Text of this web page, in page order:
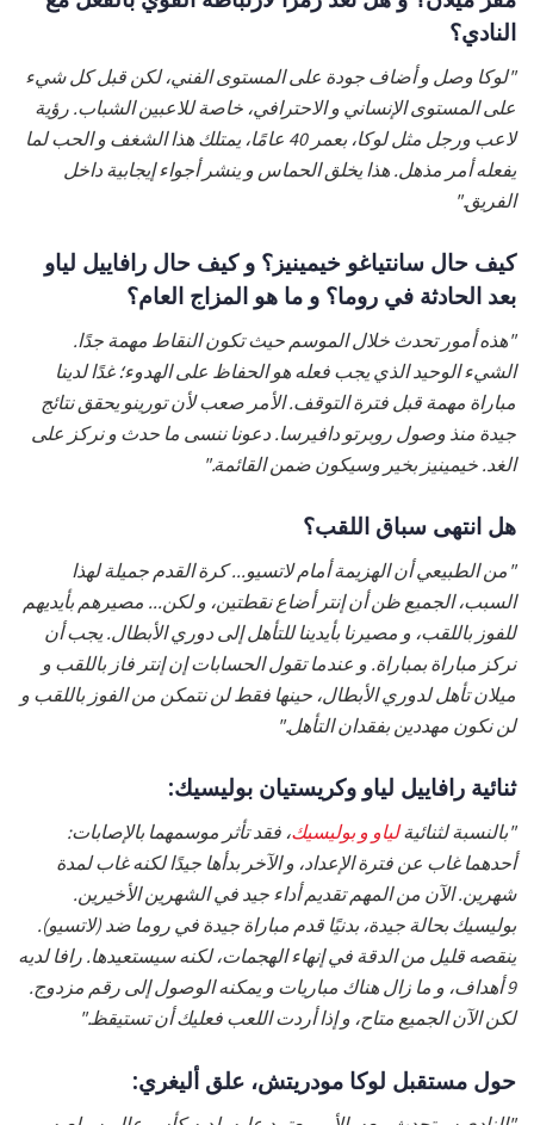
النادي؟
"لوكا وصل و أضاف جودة على المستوى الفني، لكن قبل كل شيء
على المستوى الإنساني و الاحترافي، خاصة للاعبين الشباب. رؤية
لاعب ورجل مثل لوكا، بعمر 40 عامًا، يمتلك هذا الشغف و الحب لما
يفعله أمر مذهل. هذا يخلق الحماس و ينشر أجواء إيجابية داخل
الفريق."
كيف حال سانتياغو خيمينيز؟ و كيف حال رافاييل لياو
بعد الحادثة في روما؟ و ما هو المزاج العام؟
"هذه أمور تحدث خلال الموسم حيث تكون النقاط مهمة جدًا.
الشيء الوحيد الذي يجب فعله هو الحفاظ على الهدوء؛ غدًا لدينا
مباراة مهمة قبل فترة التوقف. الأمر صعب لأن تورينو يحقق نتائج
جيدة منذ وصول روبرتو دافيرسا. دعونا ننسى ما حدث و نركز على
الغد. خيمينيز بخير وسيكون ضمن القائمة."
هل انتهى سباق اللقب؟
"من الطبيعي أن الهزيمة أمام لاتسيو... كرة القدم جميلة لهذا
السبب، الجميع ظن أن إنتر أضاع نقطتين، و لكن... مصيرهم بأيديهم
للفوز باللقب، و مصيرنا بأيدينا للتأهل إلى دوري الأبطال. يجب أن
نركز مباراة بمباراة. و عندما تقول الحسابات إن إنتر فاز باللقب و
ميلان تأهل لدوري الأبطال، حينها فقط لن نتمكن من الفوز باللقب و
لن نكون مهددين بفقدان التأهل."
ثنائية رافاييل لياو وكريستيان بوليسيك:
"بالنسبة لثنائيةلياو و بوليسيك، فقد تأثر موسمهما بالإصابات:
أحدهما غاب عن فترة الإعداد، و الآخر بدأها جيدًا لكنه غاب لمدة
شهرين. الآن من المهم تقديم أداء جيد في الشهرين الأخيرين.
بوليسيك بحالة جيدة، بدنيًا قدم مباراة جيدة في روما ضد (لاتسيو).
ينقصه قليل من الدقة في إنهاء الهجمات، لكنه سيستعيدها. رافا لديه
9 أهداف، و ما زال هناك مباريات و يمكنه الوصول إلى رقم مزدوج.
لكن الآن الجميع متاح، و إذا أردت اللعب فعليك أن تستيقظ."
حول مستقبل لوكا مودريتش، علق أليغري: